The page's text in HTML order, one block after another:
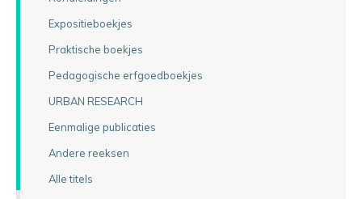
Expositieboekjes
Praktische boekjes
Pedagogische erfgoedboekjes
URBAN RESEARCH
Eenmalige publicaties
Andere reeksen
Alle titels